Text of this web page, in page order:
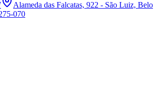
Alameda das Falcatas, 922 - São Luiz, Belo
070